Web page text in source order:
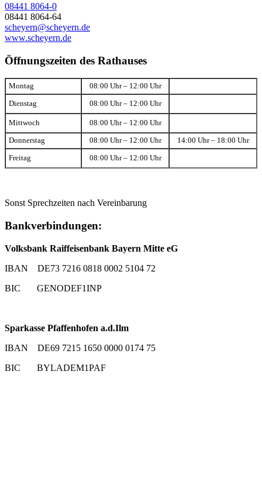
08441 8064-0
08441 8064-64
scheyern@scheyern.de
www.scheyern.de
Öffnungszeiten des Rathauses
Montag 08:00 Uhr – 12:00 Uhr
Dienstag 08:00 Uhr – 12:00 Uhr
Mittwoch 08:00 Uhr – 12:00 Uhr
Donnerstag 08:00 Uhr – 12:00 Uhr 14:00 Uhr – 18:00 Uhr
Freitag 08:00 Uhr – 12:00 Uhr
Sonst Sprechzeiten nach Vereinbarung
Bankverbindungen:
Volksbank Raiffeisenbank Bayern Mitte eG
IBAN DE73 7216 0818 0002 5104 72
BIC GENODEF1INP
Sparkasse Pfaffenhofen a.d.Ilm
IBAN DE69 7215 1650 0000 0174 75
BIC BYLADEM1PAF